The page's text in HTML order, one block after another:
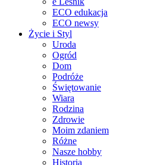
ECO edukacja
ECO newsy
Życie i Styl
Uroda
Ogród
Dom
Podróże
Świętowanie
Wiara
Rodzina
Zdrowie
Moim zdaniem
Różne
Nasze hobby
Historia